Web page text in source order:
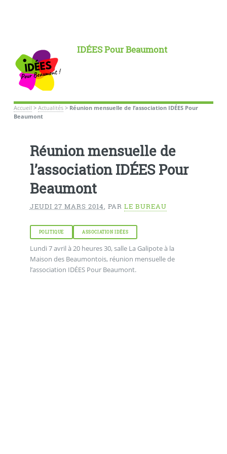
IDÉES Pour Beaumont
Accueil > Actualités> Réunion mensuelle de l’association IDÉES Pour
Beaumont
Réunion mensuelle de
l’association IDÉES Pour
Beaumont
JEUDI 27 MARS 2014, PAR LE BUREAU
POLITIQUE ASSOCIATION IDÉES
Lundi 7 avril à 20 heures 30, salle La Galipote à la
Maison des Beaumontois, réunion mensuelle de
l’association IDÉES Pour Beaumont.